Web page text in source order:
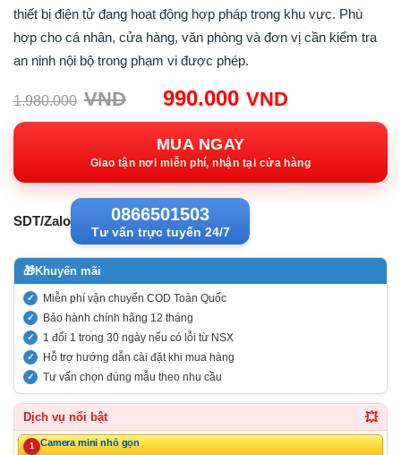
thiết bị điện tử đang hoạt động hợp pháp trong khu vực. Phù
hợp cho cá nhân, cửa hàng, văn phòng và đơn vị cần kiểm tra
an ninh nội bộ trong phạm vi được phép.
1.980.000 VND
Giá
gốc:
1.980.000VND.
990.000 VND
hiện
MUA NGAY
Giao tận nơi miễn phí, nhận tại cửa hàng
SDT/Zalo 0866501503
Tư vấn trực tuyến 24/7
🎁Khuyến mãi
Miễn phí vận chuyển COD Toàn Quốc
Bảo hành chính hãng 12 tháng
1 đổi 1 trong 30 ngày nếu có lỗi từ NSX
Hỗ trợ hướng dẫn cài đặt khi mua hàng
Tư vấn chọn đúng mẫu theo nhu cầu
Dịch vụ nổi bật 💥
1 Camera mini nhỏ gọn